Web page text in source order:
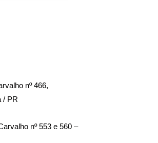
nº 466,
/ PR
nº 553 e 560 –